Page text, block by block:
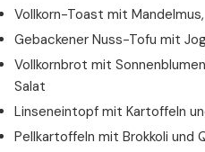
Vollkorn-Toast mit
Gebackener Nuss-Tofu mit
Vollkornbrot mit
Salat
Linseneintopf mit Kartoffeln
Pellkartoffeln mit Brokkoli und